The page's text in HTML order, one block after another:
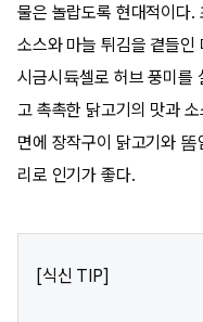
물은 놀랍도록 현대적이다.
소스와 마늘 튀김을 곁들인
시금시듁셀로 허브 풍미를
고 촉촉한 닭고기의 맛과
면에 장작구이 닭고기와
리로 인기가 좋다.
[식신 TIP]